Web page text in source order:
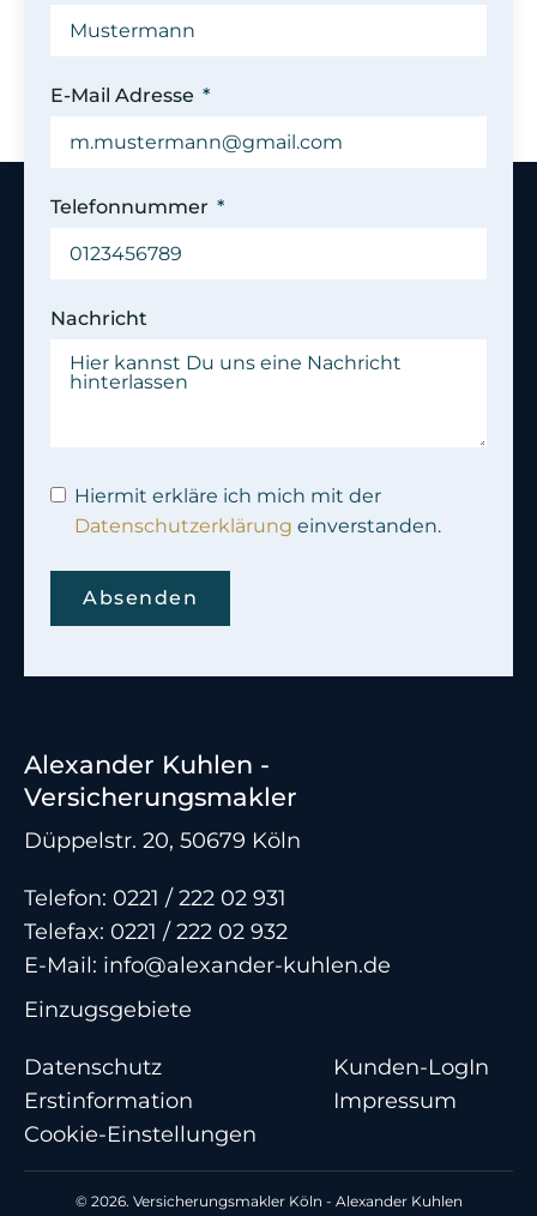
E-Mail Adresse
Telefonnummer
Nachricht
Hiermit erkläre ich mich mit der
Datenschutzerklärung einverstanden.
Absenden
Alexander Kuhlen -
Versicherungsmakler
Düppelstr. 20, 50679 Köln
Telefon: 0221 / 222 02 931
Telefax: 0221 / 222 02 932
E-Mail: info@alexander-kuhlen.de
Einzugsgebiete
Datenschutz
Kunden-LogIn
Erstinformation
Impressum
Cookie-Einstellungen
© 2026. Versicherungsmakler Köln - Alexander Kuhlen